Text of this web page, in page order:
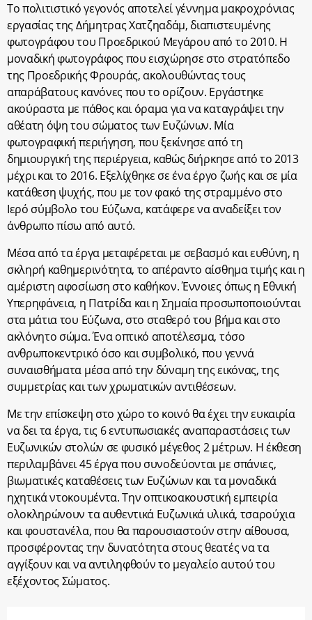
Το πολιτιστικό γεγονός αποτελεί γέννημα μακροχρόνιας
εργασίας της Δήμητρας Χατζηαδάμ, διαπιστευμένης
φωτογράφου του Προεδρικού Μεγάρου από το 2010. Η
μοναδική φωτογράφος που εισχώρησε στο στρατόπεδο
της Προεδρικής Φρουράς, ακολουθώντας τους
απαράβατους κανόνες που το ορίζουν. Εργάστηκε
ακούραστα με πάθος και όραμα για να καταγράψει την
αθέατη όψη του σώματος των Ευζώνων. Μία
φωτογραφική περιήγηση, που ξεκίνησε από τη
δημιουργική της περιέργεια, καθώς διήρκησε από το 2013
μέχρι και το 2016. Εξελίχθηκε σε ένα έργο ζωής και σε μία
κατάθεση ψυχής, που με τον φακό της στραμμένο στο
Ιερό σύμβολο του Εύζωνα, κατάφερε να αναδείξει τον
άνθρωπο πίσω από αυτό.
Μέσα από τα έργα μεταφέρεται με σεβασμό και ευθύνη, η
σκληρή καθημερινότητα, το απέραντο αίσθημα τιμής και η
αμέριστη αφοσίωση στο καθήκον. Έννοιες όπως η Εθνική
Υπερηφάνεια, η Πατρίδα και η Σημαία προσωποποιούνται
στα μάτια του Εύζωνα, στο σταθερό του βήμα και στο
ακλόνητο σώμα. Ένα οπτικό αποτέλεσμα, τόσο
ανθρωποκεντρικό όσο και συμβολικό, που γεννά
συναισθήματα μέσα από την δύναμη της εικόνας, της
συμμετρίας και των χρωματικών αντιθέσεων.
Με την επίσκεψη στο χώρο το κοινό θα έχει την ευκαιρία
να δει τα έργα, τις 6 εντυπωσιακές αναπαραστάσεις των
Ευζωνικών στολών σε φυσικό μέγεθος 2 μέτρων. Η έκθεση
περιλαμβάνει 45 έργα που συνοδεύονται με σπάνιες,
βιωματικές καταθέσεις των Ευζώνων και τα μοναδικά
ηχητικά ντοκουμέντα. Την οπτικοακουστική εμπειρία
ολοκληρώνουν τα αυθεντικά Ευζωνικά υλικά, τσαρούχια
και φουστανέλα, που θα παρουσιαστούν στην αίθουσα,
προσφέροντας την δυνατότητα στους θεατές να τα
αγγίξουν και να αντιληφθούν το μεγαλείο αυτού του
εξέχοντος Σώματος.